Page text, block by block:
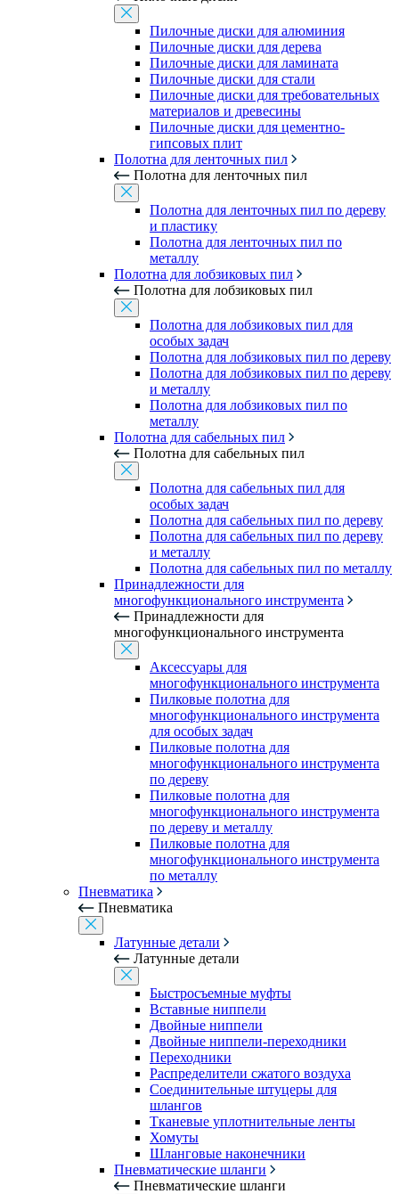
Пилочные диски для алюминия
Пилочные диски для дерева
Пилочные диски для ламината
Пилочные диски для стали
Пилочные диски для требовательных
материалов и древесины
Пилочные диски для цементно-
гипсовых плит
Полотна для ленточных пил
Полотна для ленточных пил
Полотна для ленточных пил по дереву
и пластику
Полотна для ленточных пил по
металлу
Полотна для лобзиковых пил
Полотна для лобзиковых пил
Полотна для лобзиковых пил для
особых задач
Полотна для лобзиковых пил по дереву
Полотна для лобзиковых пил по дереву
и металлу
Полотна для лобзиковых пил по
металлу
Полотна для сабельных пил
Полотна для сабельных пил
Полотна для сабельных пил для
особых задач
Полотна для сабельных пил по дереву
Полотна для сабельных пил по дереву
и металлу
Полотна для сабельных пил по металлу
Принадлежности для
многофункционального инструмента
Принадлежности для
многофункционального инструмента
Аксессуары для
многофункционального инструмента
Пилковые полотна для
многофункционального инструмента
для особых задач
Пилковые полотна для
многофункционального инструмента
по дереву
Пилковые полотна для
многофункционального инструмента
по дереву и металлу
Пилковые полотна для
многофункционального инструмента
по металлу
Пневматика
Пневматика
Латунные детали
Латунные детали
Быстросъемные муфты
Вставные ниппели
Двойные ниппели
Двойные ниппели-переходники
Переходники
Распределители сжатого воздуха
Соединительные штуцеры для
шлангов
Тканевые уплотнительные ленты
Хомуты
Шланговые наконечники
Пневматические шланги
Пневматические шланги